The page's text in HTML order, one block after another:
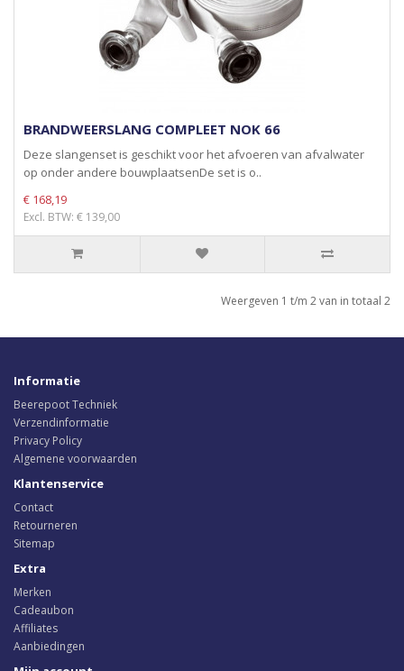
BRANDWEERSLANG COMPLEET NOK 66
Deze slangenset is geschikt voor het afvoeren van afvalwater
op onder andere bouwplaatsenDe set is o..
€ 168,19
Excl. BTW: € 139,00
Weergeven 1 t/m 2 van in totaal 2
Informatie
Beerepoot Techniek
Verzendinformatie
Privacy Policy
Algemene voorwaarden
Klantenservice
Contact
Retourneren
Sitemap
Extra
Merken
Cadeaubon
Affiliates
Aanbiedingen